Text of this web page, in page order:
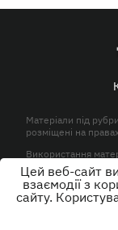
Матеріали під
розміщені на
Використання
активного
© ТОВ «ЮЛАВ
Цей веб-сайт
взаємодії з
сайту.